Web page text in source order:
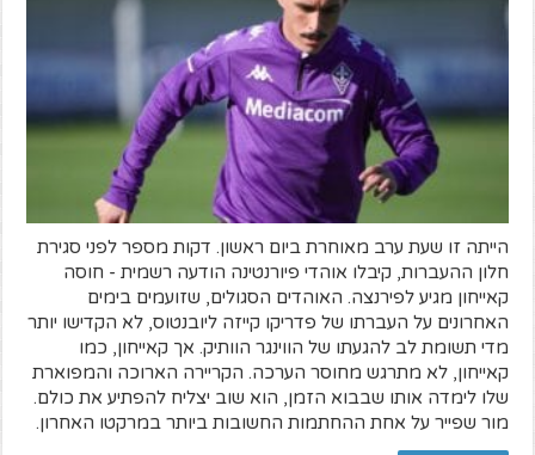
הייתה זו שעת ערב מאוחרת ביום ראשון. דקות מספר לפני סגירת
חלון ההעברות, קיבלו אוהדי פיורנטינה הודעה רשמית - חוסה
קאייחון מגיע לפירנצה. האוהדים הסגולים, שזועמים בימים
האחרונים על העברתו של פדריקו קייזה ליובנטוס, לא הקדישו יותר
מדי תשומת לב להגעתו של הווינגר הוותיק. אך קאייחון, כמו
קאייחון, לא מתרגש מחוסר הערכה. הקריירה הארוכה והמפוארת
שלו לימדה אותו שבבוא הזמן, הוא שוב יצליח להפתיע את כולם.
מור שפייר על אחת ההחתמות החשובות ביותר במרקטו האחרון.